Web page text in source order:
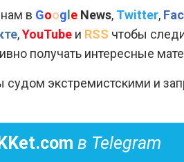
в Google News, Twitter,
,YouTube и RSS чтобы
получать интересные
судом экстремистскими и
в Telegram